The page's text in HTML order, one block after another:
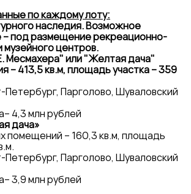
по каждому лоту:
наследия. Возможное
– под размещение рекреационно-
музейного центров.
Месмахера" или "Желтая дача"
– 413,5 кв.м, площадь участка – 359
Петербург, Парголово, Шуваловский
4,3 млн рублей
дача»
помещений – 160,3 кв.м, площадь
Петербург, Парголово, Шуваловский
3,9 млн рублей